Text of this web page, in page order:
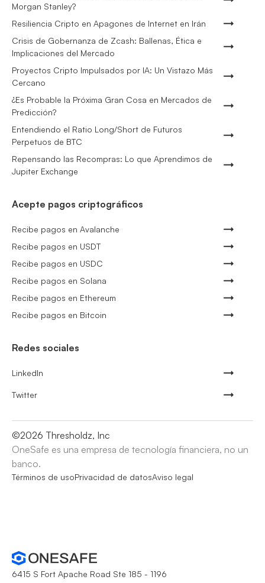
Morgan Stanley?
Resiliencia Cripto en Apagones de Internet en Irán
Crisis de Gobernanza de Zcash: Ballenas, Ética e
Implicaciones del Mercado
Proyectos Cripto Impulsados por IA: Un Vistazo Más
Cercano
¿Es Probable la Próxima Gran Cosa en Mercados de
Predicción?
Entendiendo el Ratio Long/Short de Futuros
Perpetuos de BTC
Repensando las Recompras: Lo que Aprendimos de
Jupiter Exchange
Acepte pagos criptográficos
Recibe pagos en Avalanche
Recibe pagos en USDT
Recibe pagos en USDC
Recibe pagos en Solana
Recibe pagos en Ethereum
Recibe pagos en Bitcoin
Redes sociales
LinkedIn
Twitter
©2026 Thresholdz, Inc
OneSafe es una empresa de tecnología financiera, no un
banco.
Términos de usoPrivacidad de datosAviso legal
6415 S Fort Apache Road Ste 185 - 1196